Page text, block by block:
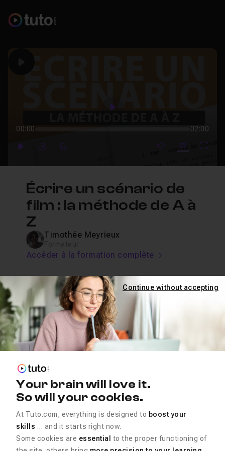
Play
00:00 02:00
PlayForwardForward mute video
Subtitles
Écrire un scénario de
film : la méthode de A à
Z
Timothée Meyrieux
Accéder à la formation complète